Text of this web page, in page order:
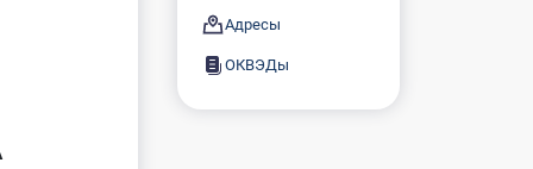
Адресы
ОКВЭДы